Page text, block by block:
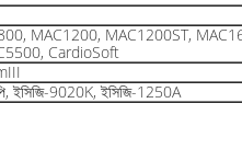
MAC1200, MAC1200ST,
CardioSoft
ইসিজি-9020K, ইসিজি-1250A